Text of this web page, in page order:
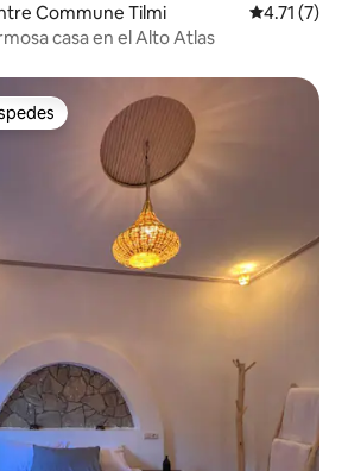
Commune Tilmi Calificación
4.71 (7)
casa en el Alto Atlas